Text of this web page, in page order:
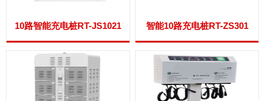
10路智能充电桩RT-JS1021 智能10路充电桩RT-ZS301